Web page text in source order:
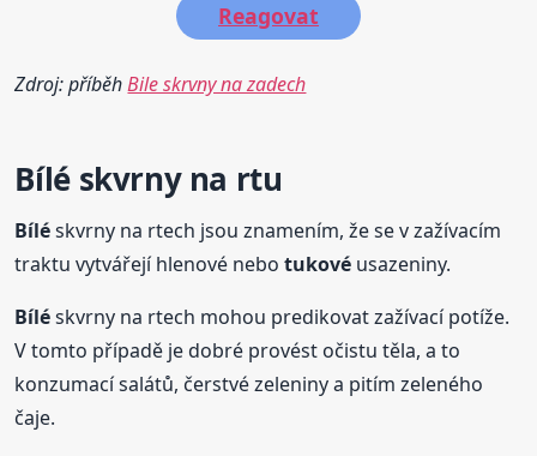
Reagovat
Zdroj: příběhBile skrvny na zadech
Bíléskvrny na rtu
Bíléskvrny na rtech jsou znamením, že se v zažívacím
traktu vytvářejí hlenové nebotukové usazeniny.
Bíléskvrny na rtech mohou predikovat zažívací potíže.
V tomto případě je dobré provést očistu těla, a to
konzumací salátů, čerstvé zeleniny a pitím zeleného
čaje.